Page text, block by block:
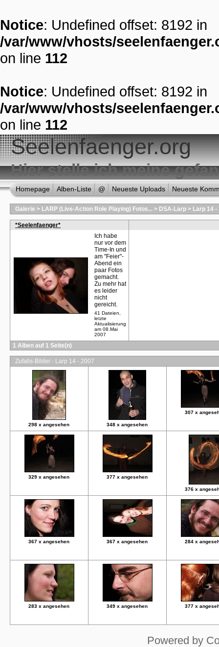
Notice: Undefined offset: 8192 in
/var/www/vhosts/
on line 112
Notice: Undefined offset: 8192 in
/var/www/vhosts/
on line 112
Seelenfaenger.org
Hier stelle ich meine
Homepage Alben-Liste @ Neueste Uploads Neueste
Galerie > LARP (Live-Action Role Playing) Fotos... > DSA-Larp > Larp 14 -
*Seelenfaenger*
Ich habe
nur vor dem
Time-In und
am "Feier"-
Abend ein
paar Fotos
gemacht.
Zu mehr hat
es leider
nicht
gereicht.
41 Dateien,
letzte
Aktualisierung
am 08.Mai
2007
1 Alben auf 1 Seite(n)
Zufalls-Bilder - Larp 14 - 2007
298 x angesehen 348 x angesehen
307 x
329 x angesehen 377 x angesehen
376 x
367 x angesehen 367 x angesehen 284 x
283 x angesehen 349 x angesehen 377 x
Powered by